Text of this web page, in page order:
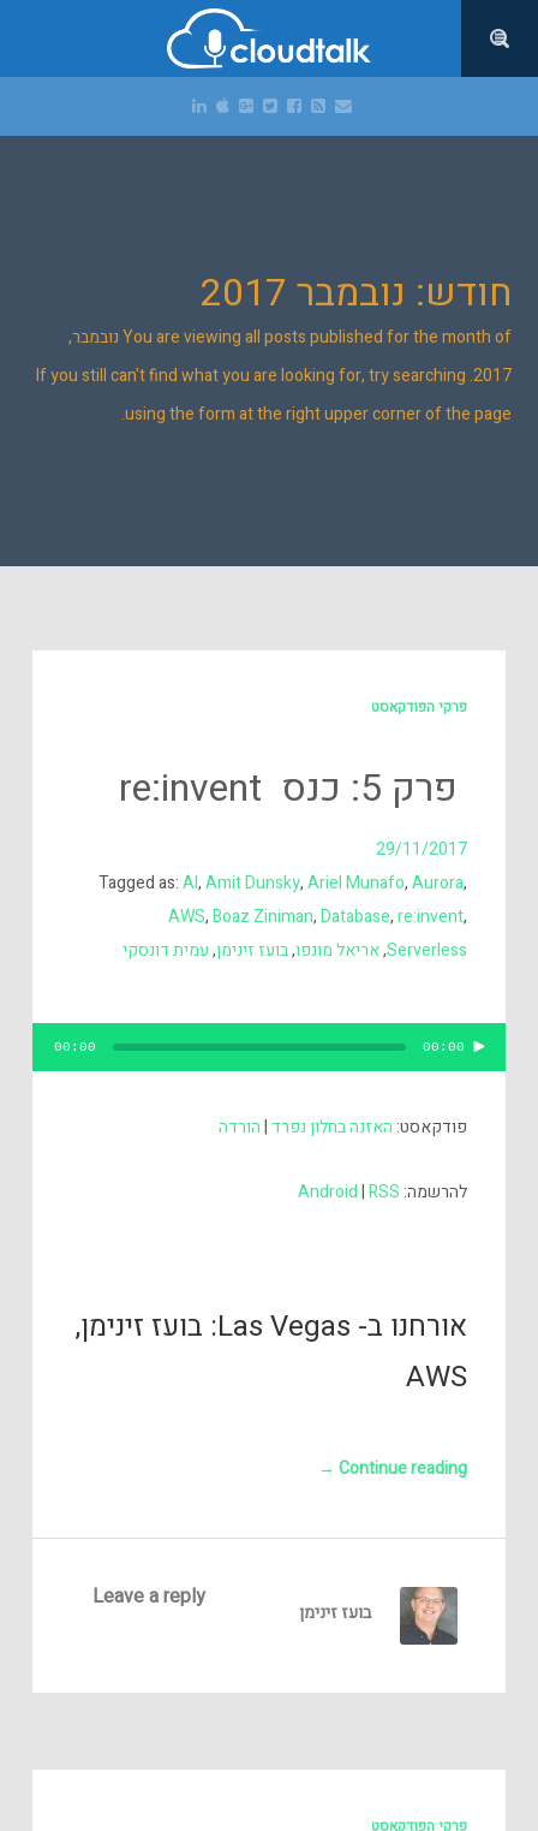
חודש: נובמבר 2017
You are viewing all posts published for the month of נובמבר,
2017. If you still can't find what you are looking for, try searching
using the form at the right upper corner of the page.
פרקי הפודקאסט
פרק 5: כנס re:invent
29/11/2017
Tagged as:AI,Amit Dunsky,Ariel Munafo,Aurora,
AWS,Boaz Ziniman,Database,re:invent,
Serverless
,אריאל מונפו,בועז זינימן,עמית דונסקי
00:00
00:00
פודקאסט: האזנה בחלון נפרד |הורדה
להרשמה: Android|RSS
אורחנו ב- Las Vegas: בועז זינימן,
AWS
Continue reading
→
Leave a reply
בועז זינימן
פרקי הפודקאסט